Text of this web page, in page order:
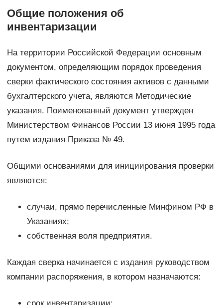
Общие положения об
инвентаризации
На территории Российской Федерации основным
документом, определяющим порядок проведения
сверки фактического состояния активов с данными
бухгалтерского учета, являются Методические
указания. Поименованный документ утвержден
Министерством Финансов России 13 июня 1995 года
путем издания Приказа № 49.
Общими основаниями для инициирования проверки
являются:
случаи, прямо перечисленные Минфином РФ в
Указаниях;
собственная воля предприятия.
Каждая сверка начинается с издания руководством
компании распоряжения, в котором назначаются: